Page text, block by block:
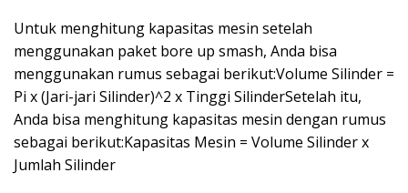
Untuk menghitung kapasitas mesin setelah
menggunakan paket bore up smash, Anda bisa
menggunakan rumus sebagai berikut:Volume Silinder =
Pi x (Jari-jari Silinder)^2 x Tinggi SilinderSetelah itu,
Anda bisa menghitung kapasitas mesin dengan rumus
sebagai berikut:Kapasitas Mesin = Volume Silinder x
Jumlah Silinder